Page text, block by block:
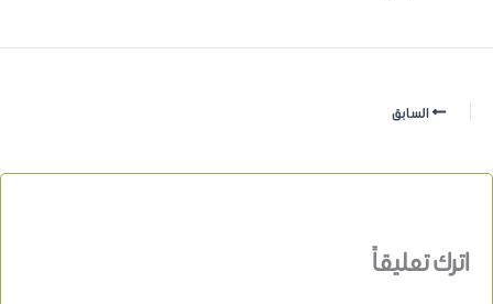
السابق
اترك تعليقاً